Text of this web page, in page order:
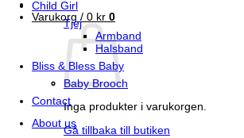
Varukorg / 0 kr 0
Inga produkter i varukorgen.
Gå tillbaka till butiken
Child Girl
Tjej
Armband
Halsband
Bliss & Bless Baby
Baby Brooch
Contact
About us